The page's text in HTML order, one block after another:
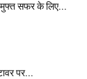
मुफ्त सफर के लिए...
पर...